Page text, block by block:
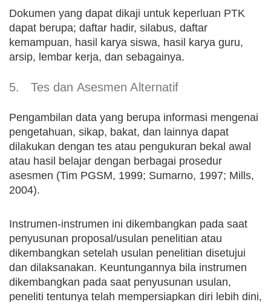
Dokumen yang dapat dikaji untuk keperluan PTK
dapat berupa; daftar hadir, silabus, daftar
kemampuan, hasil karya siswa, hasil karya guru,
arsip, lembar kerja, dan sebagainya.
5. Tes dan Asesmen Alternatif
Pengambilan data yang berupa informasi mengenai
pengetahuan, sikap, bakat, dan lainnya dapat
dilakukan dengan tes atau pengukuran bekal awal
atau hasil belajar dengan berbagai prosedur
asesmen (Tim PGSM, 1999; Sumarno, 1997; Mills,
2004).
Instrumen-instrumen ini dikembangkan pada saat
penyusunan proposal/usulan penelitian atau
dikembangkan setelah usulan penelitian disetujui
dan dilaksanakan. Keuntungannya bila instrumen
dikembangkan pada saat penyusunan usulan,
peneliti tentunya telah mempersiapkan diri lebih dini,